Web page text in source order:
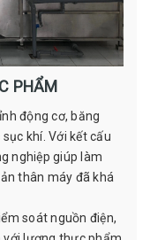
PHẨM
động cơ, băng
khí. Với kết cấu
nghiệp giúp làm
thân máy đã khá
soát nguồn điện,